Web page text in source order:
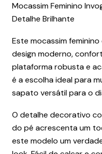
Mocassim Feminino
Detalhe Brilhante
Este mocassim
design moderno,
plataforma robusta e
é a escolha ideal para
sapato versátil para o
O detalhe decorativo
do pé acrescenta um
este modelo um